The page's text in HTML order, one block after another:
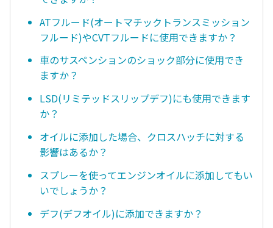
ATフルード(オートマチックトランスミッション
フルード)やCVTフルードに使用できますか？
車のサスペンションのショック部分に使用でき
ますか？
LSD(リミテッドスリップデフ)にも使用できます
か？
オイルに添加した場合、クロスハッチに対する
影響はあるか？
スプレーを使ってエンジンオイルに添加してもい
いでしょうか？
デフ(デフオイル)に添加できますか？